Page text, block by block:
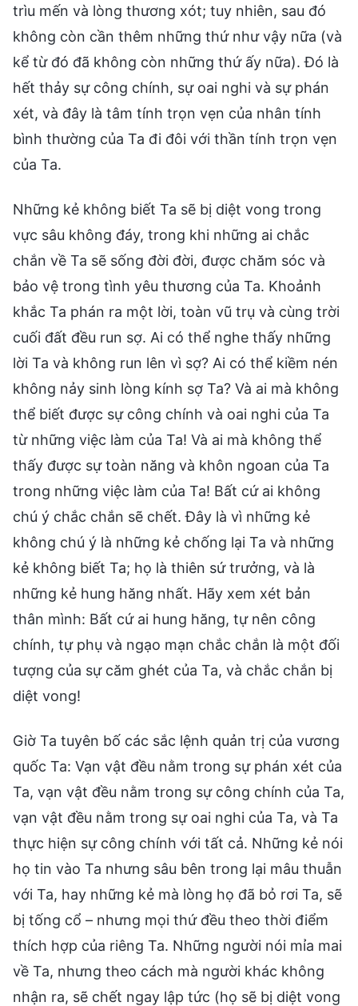
trìu mến và lòng thương xót; tuy nhiên, sau đó
không còn cần thêm những thứ như vậy nữa (và
kể từ đó đã không còn những thứ ấy nữa). Đó là
hết thảy sự công chính, sự oai nghi và sự phán
xét, và đây là tâm tính trọn vẹn của nhân tính
bình thường của Ta đi đôi với thần tính trọn vẹn
của Ta.
Những kẻ không biết Ta sẽ bị diệt vong trong
vực sâu không đáy, trong khi những ai chắc
chắn về Ta sẽ sống đời đời, được chăm sóc và
bảo vệ trong tình yêu thương của Ta. Khoảnh
khắc Ta phán ra một lời, toàn vũ trụ và cùng trời
cuối đất đều run sợ. Ai có thể nghe thấy những
lời Ta và không run lên vì sợ? Ai có thể kiềm nén
không nảy sinh lòng kính sợ Ta? Và ai mà không
thể biết được sự công chính và oai nghi của Ta
từ những việc làm của Ta! Và ai mà không thể
thấy được sự toàn năng và khôn ngoan của Ta
trong những việc làm của Ta! Bất cứ ai không
chú ý chắc chắn sẽ chết. Đây là vì những kẻ
không chú ý là những kẻ chống lại Ta và những
kẻ không biết Ta; họ là thiên sứ trưởng, và là
những kẻ hung hăng nhất. Hãy xem xét bản
thân mình: Bất cứ ai hung hăng, tự nên công
chính, tự phụ và ngạo mạn chắc chắn là một đối
tượng của sự căm ghét của Ta, và chắc chắn bị
diệt vong!
Giờ Ta tuyên bố các sắc lệnh quản trị của vương
quốc Ta: Vạn vật đều nằm trong sự phán xét của
Ta, vạn vật đều nằm trong sự công chính của Ta,
vạn vật đều nằm trong sự oai nghi của Ta, và Ta
thực hiện sự công chính với tất cả. Những kẻ nói
họ tin vào Ta nhưng sâu bên trong lại mâu thuẫn
với Ta, hay những kẻ mà lòng họ đã bỏ rơi Ta, sẽ
bị tống cổ – nhưng mọi thứ đều theo thời điểm
thích hợp của riêng Ta. Những người nói mỉa mai
về Ta, nhưng theo cách mà người khác không
nhận ra, sẽ chết ngay lập tức (họ sẽ bị diệt vong